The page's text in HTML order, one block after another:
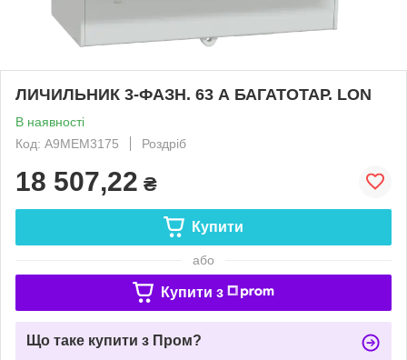
ЛИЧИЛЬНИК 3-ФАЗН. 63 А БАГАТОТАР. LON
В наявності
Код: A9MEM3175
Роздріб
18 507,22 ₴
Купити
або
Купити з
Що таке купити з Пром?